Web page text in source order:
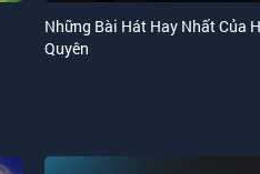
Những Bài Hát Hay Nhất Của
Quyên